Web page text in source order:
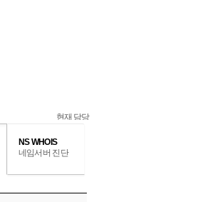
NS WHOIS
네임서버 진단